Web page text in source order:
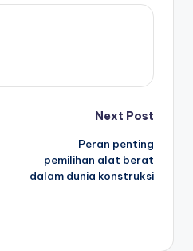
Next Post
Peran penting
pemilihan alat berat
dalam dunia konstruksi